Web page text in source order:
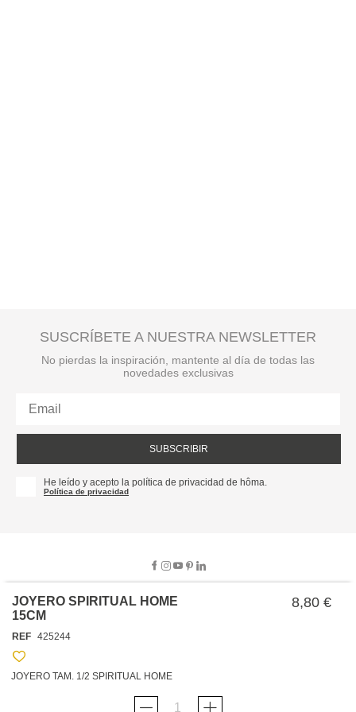
JOYERO SPIRITUAL HOME
15CM
8,80 €
REF 425244
JOYERO TAM. 1/2 SPIRITUAL HOME
SUSCRÍBETE A NUESTRA NEWSLETTER
No pierdas la inspiración, mantente al día de todas las
novedades exclusivas
SUBSCRIBIR
He leído y acepto la política de privacidad de hôma.
Política de privacidad
TRABAJA CON NOSOTROS
TARJETA HAPPY
POLÍTICAS
PROTECCIÓN DE DATOS